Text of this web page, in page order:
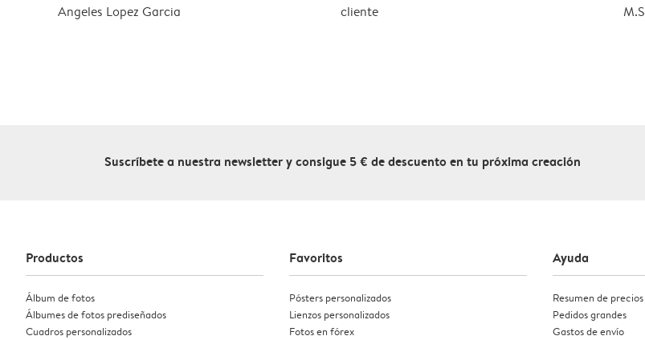
Angeles Lopez Garcia cliente M.S
Suscríbete a nuestra newsletter y consigue 5 € de descuento en tu próxima creación
Productos
Álbum de fotos
Álbumes de fotos prediseñados
Cuadros personalizados
Favoritos
Pósters personalizados
Lienzos personalizados
Fotos en fórex
Ayuda
Resumen de precios
Pedidos grandes
Gastos de envío